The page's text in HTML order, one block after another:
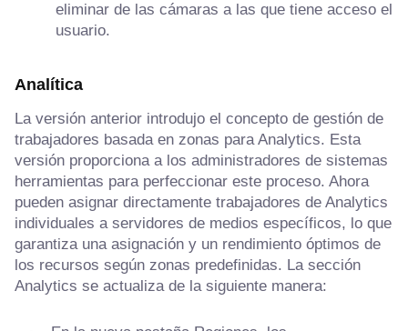
eliminar de las cámaras a las que tiene acceso el
usuario.
Analítica
La versión anterior introdujo el concepto de gestión de
trabajadores basada en zonas para Analytics. Esta
versión proporciona a los administradores de sistemas
herramientas para perfeccionar este proceso. Ahora
pueden asignar directamente trabajadores de Analytics
individuales a servidores de medios específicos, lo que
garantiza una asignación y un rendimiento óptimos de
los recursos según zonas predefinidas. La sección
Analytics se actualiza de la siguiente manera: